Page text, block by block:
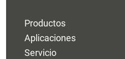
Productos
Aplicaciones
Servicio